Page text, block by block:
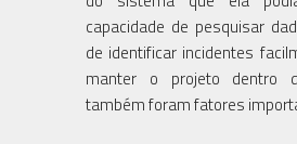
capacidade de pesquisar
de identificar incidentes
manter o projeto dentro
também foram fatores